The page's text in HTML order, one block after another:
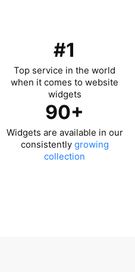
#1
Top service in the world
when it comes to website
widgets
90+
Widgets are available in our
consistently growing
collection